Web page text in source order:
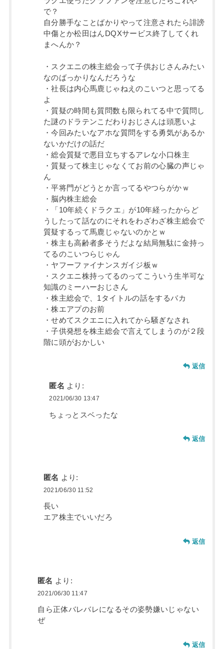
で？
自分勝手なことばかりやって注意されたら誹謗
中傷とか松田はんDQXサービス終了してくれ
まへんか？
・スクエニの株主総会って子供おじさんみたい
なのばっかりなんだろうな
・社長は内心馬鹿じゃねえのこいつと思ってる
よ
・質疑の時間も質問数も限られてる中で質問し
た謎のドラテンこだわりおじさんは頭悪いよ
・今回みたいなアホな質問をする勇気があるか
ないかだけの話だ
・総会質疑で悪目立ちするアレな小口株主
・質疑って株主じゃなくてお前の心臓の声じゃ
ん
・平将門がどうとか言ってるやつらがかｗ
・脳内株主総会
・「10年続くドラクエ」が10年経ったからど
うしたって話なのにそれをわざわざ株主総会で
質疑するって馬鹿じゃないのかとｗ
・株主も高齢者多そうだよな結局無駄に金持っ
てるのこいつらじゃん
・ヤフーファイナンスガイジ板ｗ
・スクエニ株持ってるのってこういう生半可な
知識のミーハーおじさん
・株主総会で、1タイトルの話をするバカ
・株エアプのお前
・せめてスクエニに入れてから騒ぎなされ
・子供発想を株主総会で言えてしまうのが２段
階に頭がおかしい
返信
匿名 より:
2021/06/30 13:47
ちょっとスベったな
返信
匿名 より:
2021/06/30 11:52
長い
エア株主でいいだろ
返信
匿名 より:
2021/06/30 11:47
自ら正体バレバレになるその姿勢嫌いじゃない
ぜ
返信